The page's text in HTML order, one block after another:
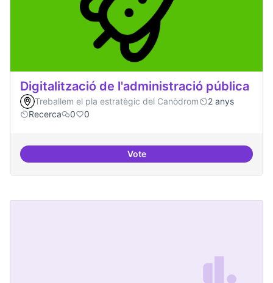
Digitalització de l'administració pública
Treballem el pla estratègic del Canòdrom
2 anys
Recerca
0 0
VoteDigitalització de l'administració